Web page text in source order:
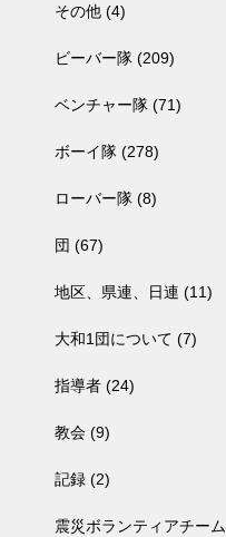
その他 (4)
ビーバー隊 (209)
ベンチャー隊 (71)
ボーイ隊 (278)
ローバー隊 (8)
団 (67)
地区、県連、日連 (11)
大和1団について (7)
指導者 (24)
教会 (9)
記録 (2)
震災ボランティアチーム